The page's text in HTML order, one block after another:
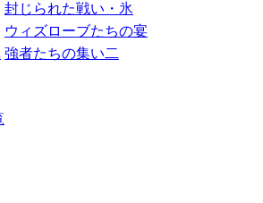
封じられた戦い・氷
ウィズローブたちの宴
強者たちの集い二